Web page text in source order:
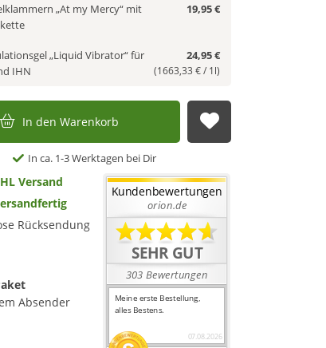
„At my Mercy“ mit
19,95 €
„Liquid Vibrator“ für
IHN
24,95 €
(1663,33 € / 1l)
In den Warenkorb Auf die
In ca. 1-3 Werktagen bei Dir
Versand
Rücksendung
Absender